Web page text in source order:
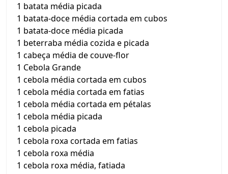
1 batata média picada
1 batata-doce média cortada em cubos
1 batata-doce média picada
1 beterraba média cozida e picada
1 cabeça média de couve-flor
1 Cebola Grande
1 cebola média cortada em cubos
1 cebola média cortada em fatias
1 cebola média cortada em pétalas
1 cebola média picada
1 cebola picada
1 cebola roxa cortada em fatias
1 cebola roxa média
1 cebola roxa média, fatiada